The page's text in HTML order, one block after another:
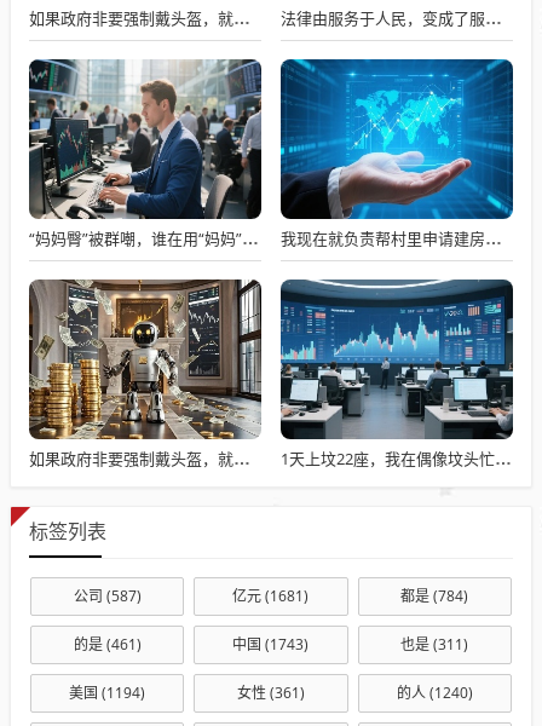
如果政府非要强制戴头盔，就得先让电动自行车有个放头盔的地方 法律由服务于人民，变成了服务于法学届
“妈妈臀”被群嘲，谁在用“妈妈”污名身体？ 我现在就负责帮村里申请建房的工作，现在村里不是盖不起，是没地没指标！
如果政府非要强制戴头盔，就得先让电动自行车有个放头盔的地方 1天上坟22座，我在偶像坟头忙疯了
标签列表
公司 (587) 亿元(1681) 都是(784)
的是(461) 中国 (1743) 也是(311)
美国 (1194) 女性 (361) 的人(1240)